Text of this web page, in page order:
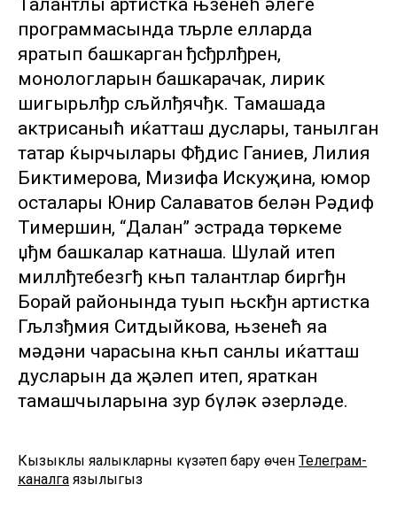
Талантлы артистка њзенећ әлеге
программасында тљрле елларда
яратып башкарган ђсђрлђрен,
монологларын башкарачак, лирик
шигырьлђр сљйлђячђк. Тамашада
актрисаныћ иќатташ дуслары, танылган
татар ќырчылары Фђдис Ганиев, Лилия
Биктимерова, Миңзифа Искуҗина, юмор
осталары Юнир Салаватов белән Рәдиф
Тимершин, “Далан” эстрада төркеме
џђм башкалар катнаша. Шулай итеп
миллђтебезгђ књп талантлар биргђн
Борай районында туып њскђн артистка
Гљлзђмия Ситдыйкова, њзенећ яңа
мәдәни чарасына књп санлы иќатташ
дусларын да җәлеп итеп, яраткан
тамашчыларына зур бүләк әзерләде.
Кызыклы яңалыкларны күзәтеп бару өчен Телеграм-
каналга язылыгыз